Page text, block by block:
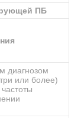
ПБ
диагнозом
или более)